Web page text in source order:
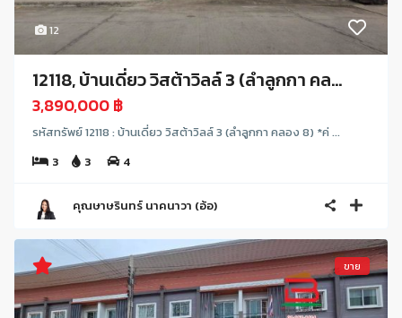
12
12118, บ้านเดี่ยว วิสต้าวิลล์ 3 (ลำลูกกา คล...
3,890,000 ฿
รหัสทรัพย์ 12118 : บ้านเดี่ยว วิสต้าวิลล์ 3 (ลำลูกกา คลอง 8) *ค่ ...
3
3 4
คุณษาษรินทร์ นาคนาวา (อ้อ)
ขาย